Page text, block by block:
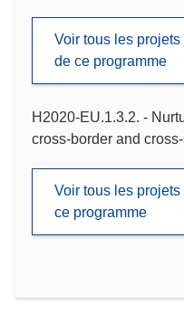
Voir tous les
de ce programme
H2020-EU.1.3.2. -
cross-border and
Voir tous les
ce programme